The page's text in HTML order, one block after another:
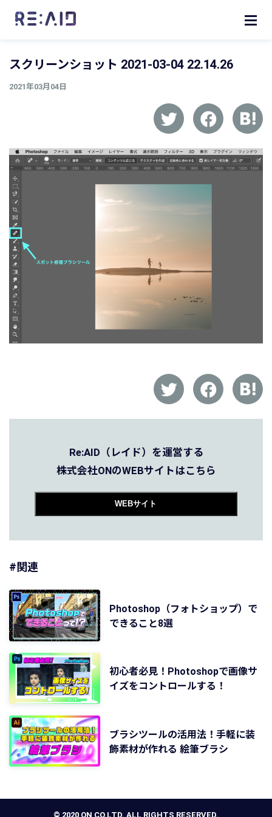
スクリーンショット 2021-03-04 22.14.26
2021年03月04日
Re:AID（レイド）を運営する
株式会社ONのWEBサイトはこちら
WEBサイト
#関連
Photoshop（フォトショップ）で
できること8選
初心者必見！Photoshopで画像サ
イズをコントロールする！
ブラシツールの活用法！手軽に装
飾素材が作れる 絵筆ブラシ
© 2020 ON CO.LTD. ALL RIGHTS RESERVED.